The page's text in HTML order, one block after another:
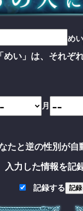
めい
い」は、それぞ
月
たと逆の性別が自
入力した情報を記
記録する 記